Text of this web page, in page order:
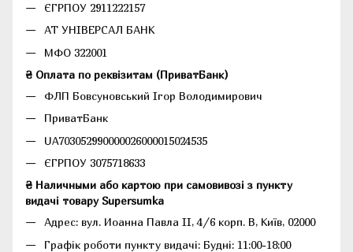
ЄГРПОУ 2911222157
АТ УНІВЕРСАЛ БАНК
МФО 322001
₴ Оплата по реквізитам (ПриватБанк)
ФЛП Бовсуновський Ігор Володимирович
ПриватБанк
UA703052990000026000015024535
ЄГРПОУ 3075718633
₴ Наличными або картою при самовивозі з пункту
видачі товару Supersumka
Адрес: вул. Иоанна Павла II, 4/6 корп. В, Київ, 02000
Графік роботи пункту видачі: Будні: 11:00-18:00